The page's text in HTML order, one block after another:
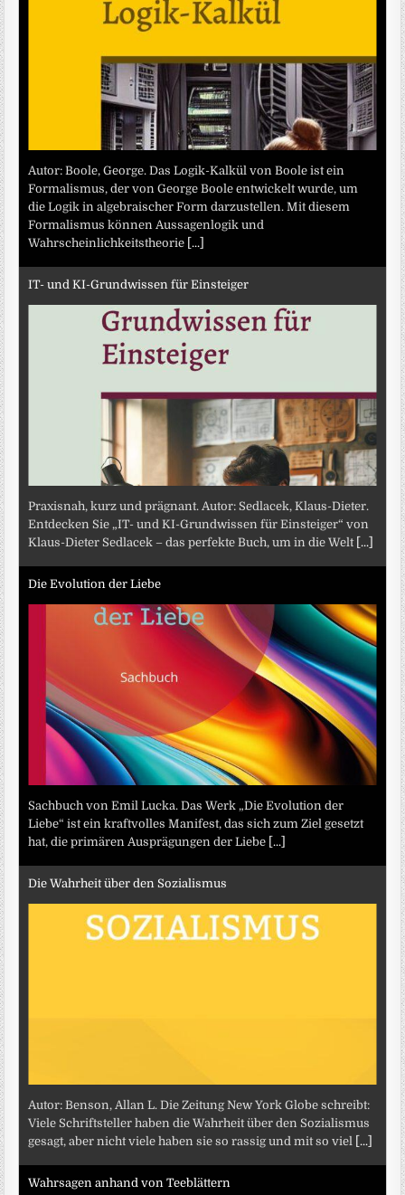
Autor: Boole, George. Das Logik-Kalkül von Boole ist ein
Formalismus, der von George Boole entwickelt wurde, um
die Logik in algebraischer Form darzustellen. Mit diesem
Formalismus können Aussagenlogik und
Wahrscheinlichkeitstheorie [...]
IT- und KI-Grundwissen für Einsteiger
Praxisnah, kurz und prägnant. Autor: Sedlacek, Klaus-Dieter.
Entdecken Sie „IT- und KI-Grundwissen für Einsteiger“ von
Klaus-Dieter Sedlacek – das perfekte Buch, um in die Welt [...]
Die Evolution der Liebe
Sachbuch von Emil Lucka. Das Werk „Die Evolution der
Liebe“ ist ein kraftvolles Manifest, das sich zum Ziel gesetzt
hat, die primären Ausprägungen der Liebe [...]
Die Wahrheit über den Sozialismus
Autor: Benson, Allan L. Die Zeitung New York Globe schreibt:
Viele Schriftsteller haben die Wahrheit über den Sozialismus
gesagt, aber nicht viele haben sie so rassig und mit so viel
[...]
Wahrsagen anhand von Teeblättern